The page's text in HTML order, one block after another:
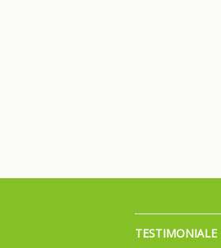
TESTIMONIALE